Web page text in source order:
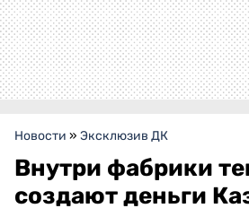
Новости » Эксклюзив ДК
Внутри фабрики
создают деньги